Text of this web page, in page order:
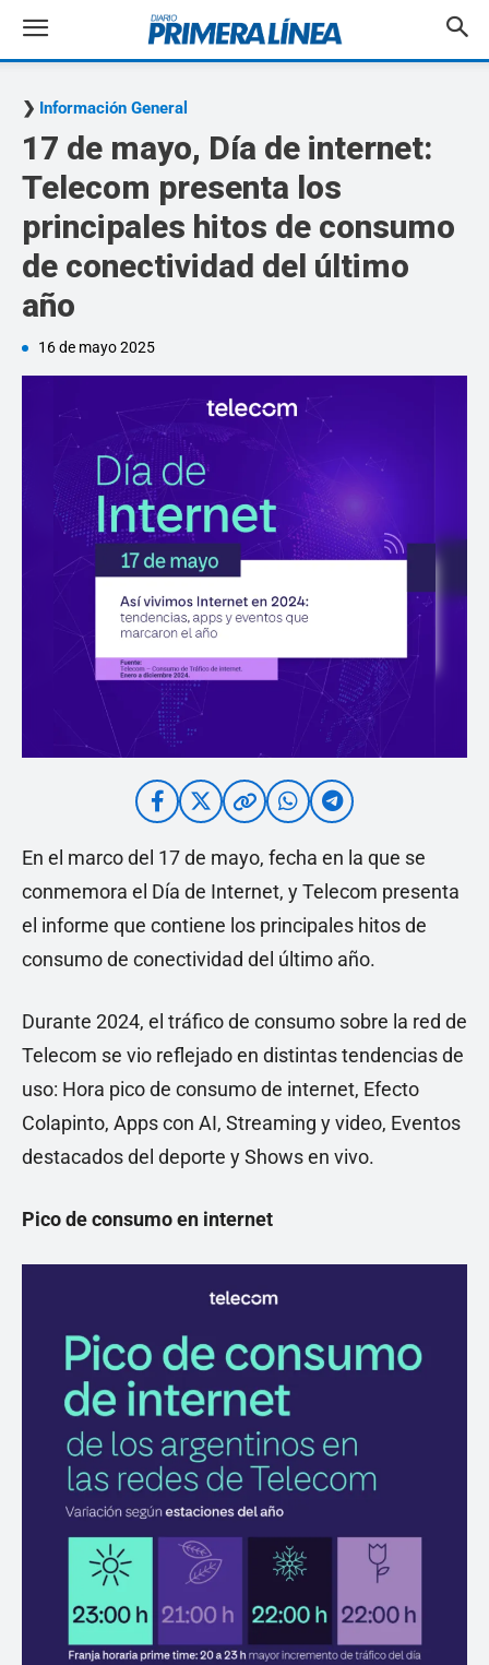
Información General
17 de mayo, Día de internet:
Telecom presenta los
principales hitos de consumo
de conectividad del último
año
16 de mayo 2025
En el marco del 17 de mayo, fecha en la que se
conmemora el Día de Internet, y Telecom presenta
el informe que contiene los principales hitos de
consumo de conectividad del último año.
Durante 2024, el tráfico de consumo sobre la red de
Telecom se vio reflejado en distintas tendencias de
uso: Hora pico de consumo de internet, Efecto
Colapinto, Apps con AI, Streaming y video, Eventos
destacados del deporte y Shows en vivo.
Pico de consumo en internet